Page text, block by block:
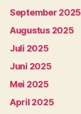
September 2025
Augustus 2025
Juli 2025
Juni 2025
Mei 2025
April 2025